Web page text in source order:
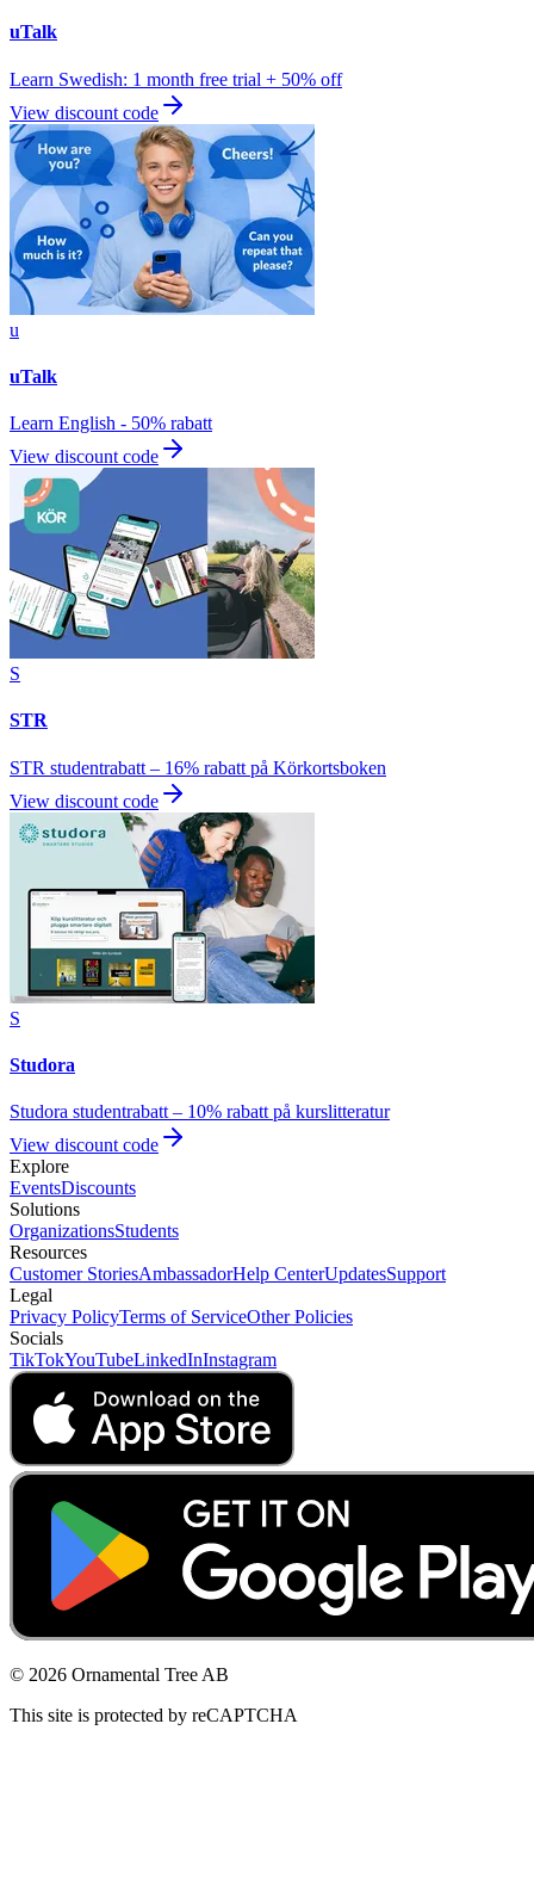
uTalk
Learn Swedish: 1 month free trial + 50% off
View discount code
u
uTalk
Learn English - 50% rabatt
View discount code
S
STR
STR studentrabatt – 16% rabatt på Körkortsboken
View discount code
S
Studora
Studora studentrabatt – 10% rabatt på kurslitteratur
View discount code
Explore
EventsDiscounts
Solutions
OrganizationsStudents
Resources
Customer StoriesAmbassadorHelp CenterUpdatesSupport
Legal
Privacy PolicyTerms of ServiceOther Policies
Socials
TikTokYouTubeLinkedInInstagram
© 2026 Ornamental Tree AB
This site is protected by reCAPTCHA